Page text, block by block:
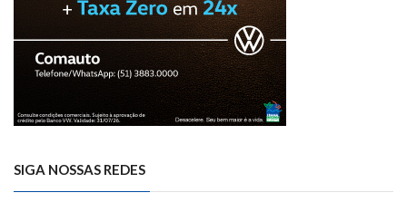
SIGA NOSSAS REDES